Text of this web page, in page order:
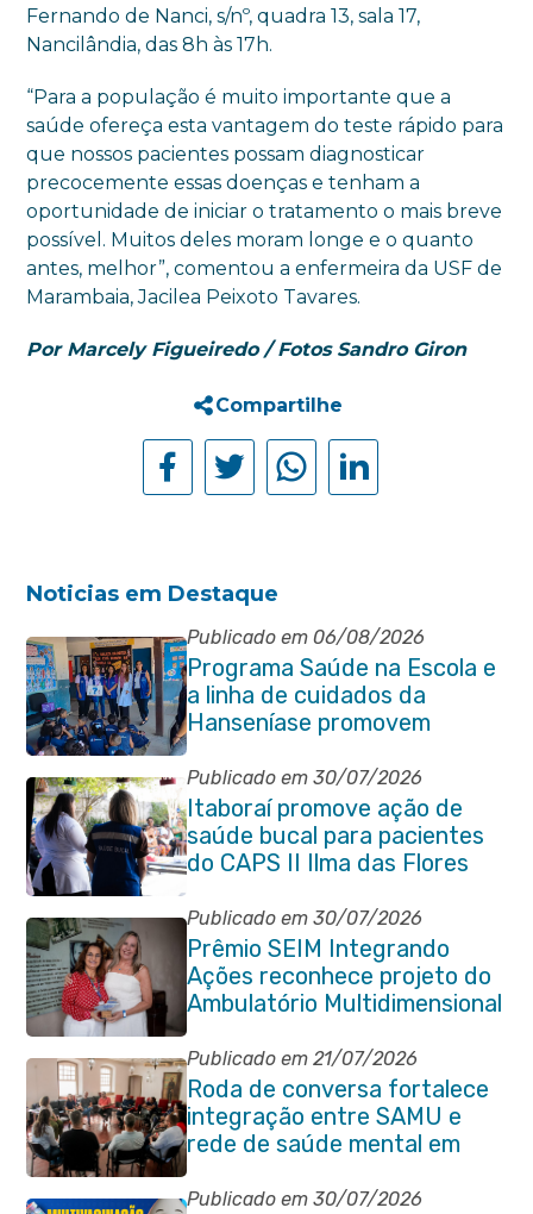
Fernando de Nanci, s/nº, quadra 13, sala 17,
Nancilândia, das 8h às 17h.
“Para a população é muito importante que a
saúde ofereça esta vantagem do teste rápido para
que nossos pacientes possam diagnosticar
precocemente essas doenças e tenham a
oportunidade de iniciar o tratamento o mais breve
possível. Muitos deles moram longe e o quanto
antes, melhor”, comentou a enfermeira da USF de
Marambaia, Jacilea Peixoto Tavares.
Por Marcely Figueiredo / Fotos Sandro Giron
Compartilhe
Noticias em Destaque
Publicado em 06/08/2026
Programa Saúde na Escola e
a linha de cuidados da
Hanseníase promovem
conscientização sobre
hanseníase na E.M Adelaide
de Magalhães Seabra
Publicado em 30/07/2026
Itaboraí promove ação de
saúde bucal para pacientes
do CAPS II Ilma das Flores
Publicado em 30/07/2026
Prêmio SEIM Integrando
Ações reconhece projeto do
Ambulatório Multidimensional
da Pessoa Idosa de Itaboraí
Publicado em 21/07/2026
Roda de conversa fortalece
integração entre SAMU e
rede de saúde mental em
Itaboraí
Publicado em 30/07/2026